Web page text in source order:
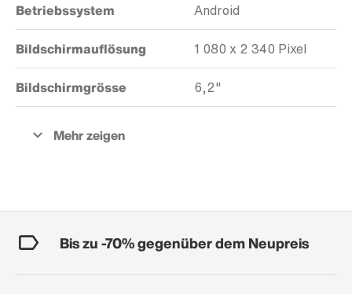
Betriebssystem Android
Bildschirmauflösung 1 080 x 2 340 Pixel
Bildschirmgrösse 6,2"
Bis zu -70% gegenüber dem Neupreis